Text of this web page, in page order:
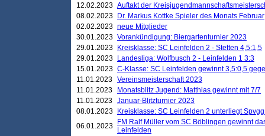
12.02.2023 Auftakt der
08.02.2023
Dr. Markus Kottke Spieler des Monats Februar
02.02.2023 neue Mitglieder
30.01.2023 Vorankündigung: Biergartenturnier 2023
29.01.2023
Kreisklasse: SC Leinfelden 2 - Stetten 4,5:1,5
29.01.2023
Landesliga: Wolfbusch 2 - Leinfelden 1 3:3
15.01.2023 C-Klasse: SC Leinfelden gewinnt 3,5:0,5
11.01.2023 Vereinsmeisterschaft 2023
11.01.2023
Monatsblitz Jugend: Matthias gewinnt mit 7/7
11.01.2023 Januar-Blitzturnier 2023
08.01.2023
Kreisklasse: SC Leinfelden 2 unterliegt
06.01.2023
FM Ralf Müller vom SC Böblingen gewinnt
Leinfelden